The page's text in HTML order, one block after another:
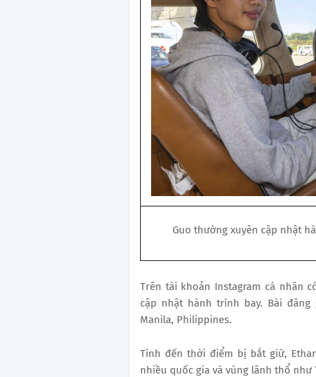
Guo thường xuyên cập nhật
Trên tài khoản Instagram cá nhân
cập nhật hành trình bay. Bài
Manila, Philippines.
Tính đến thời điểm bị bắt giữ,
nhiều quốc gia và vùng lãnh thổ như